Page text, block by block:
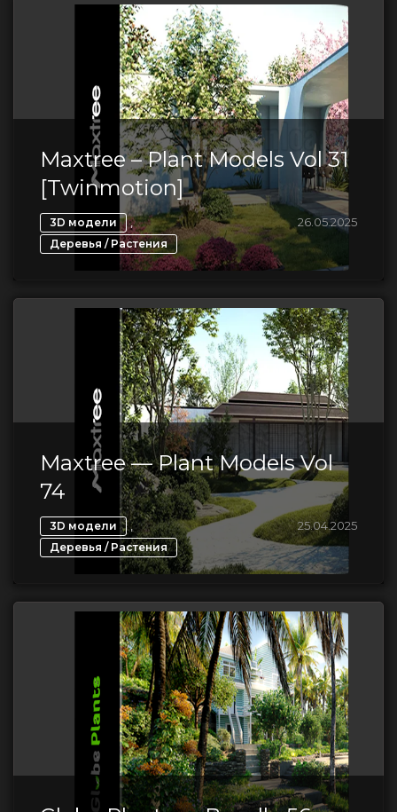
Maxtree – Plant Models Vol 31
[Twinmotion]
3D модели ,
Деревья / Растения
26.05.2025
Maxtree — Plant Models Vol
74
3D модели ,
Деревья / Растения
25.04.2025